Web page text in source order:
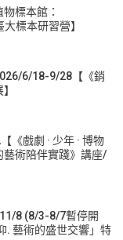
標本館：
標本研習營】
6/18-9/28【《銷
《戲劇 · 少年 · 博物
術陪伴實踐》講座/
8 (8/3-8/7暫停開
. 藝術的盛世交響」特